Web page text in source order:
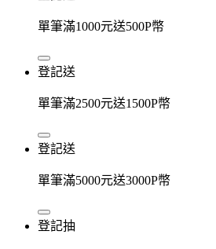
單筆滿1000元送500P幣
登記送
單筆滿2500元送1500P幣
登記送
單筆滿5000元送3000P幣
登記抽